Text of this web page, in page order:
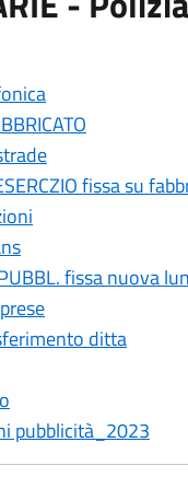
fissa su
fissa nuova
ditta
pubblicità_2023